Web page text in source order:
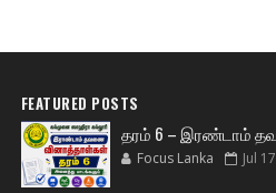
FEATURED POSTS
தரம் 6 – இரண்டாம்
Focus Lanka Jul